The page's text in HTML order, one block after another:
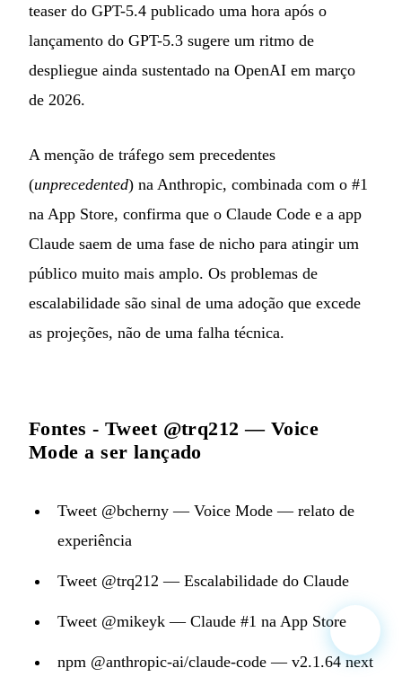
teaser do GPT-5.4 publicado uma hora após o
lançamento do GPT-5.3 sugere um ritmo de
despliegue ainda sustentado na OpenAI em março
de 2026.
A menção de tráfego sem precedentes
(unprecedented) na Anthropic, combinada com o #1
na App Store, confirma que o Claude Code e a app
Claude saem de uma fase de nicho para atingir um
público muito mais amplo. Os problemas de
escalabilidade são sinal de uma adoção que excede
as projeções, não de uma falha técnica.
Fontes - Tweet @trq212 — Voice
Mode a ser lançado
Tweet @bcherny — Voice Mode — relato de
experiência
Tweet @trq212 — Escalabilidade do Claude
Tweet @mikeyk — Claude #1 na App Store
npm @anthropic-ai/claude-code — v2.1.64 next